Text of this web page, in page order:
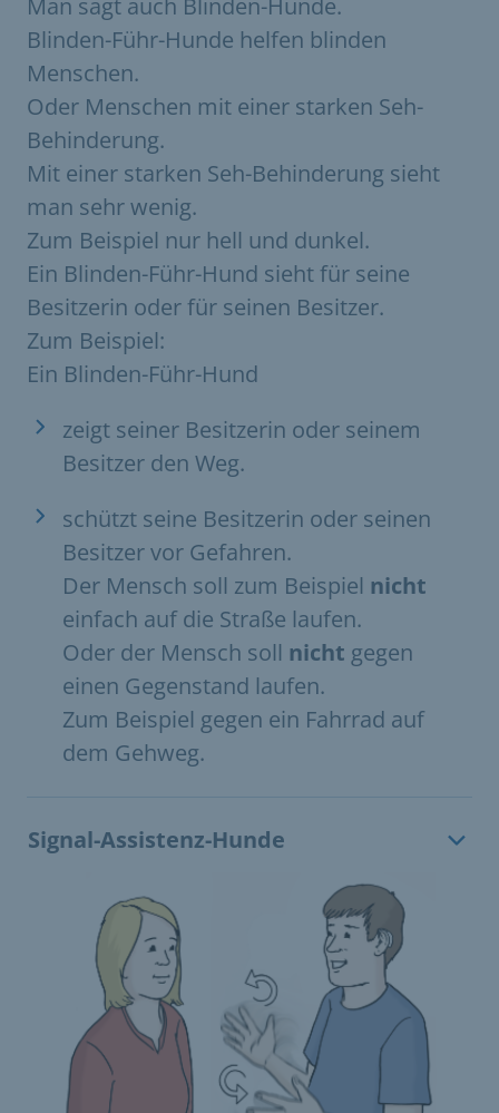
Blinden-Führ-Hunde helfen blinden
Menschen.
Oder Menschen mit einer starken Seh-
Behinderung.
Mit einer starken Seh-Behinderung sieht
man sehr wenig.
Zum Beispiel nur hell und dunkel.
Ein Blinden-Führ-Hund sieht für seine
Besitzerin oder für seinen Besitzer.
Zum Beispiel:
Ein Blinden-Führ-Hund
zeigt seiner Besitzerin oder seinem
Besitzer den Weg.
schützt seine Besitzerin oder seinen
Besitzer vor Gefahren.
Der Mensch soll zum Beispiel nicht
einfach auf die Straße laufen.
Oder der Mensch soll nicht gegen
einen Gegenstand laufen.
Zum Beispiel gegen ein Fahrrad auf
dem Gehweg.
Signal-Assistenz-Hunde